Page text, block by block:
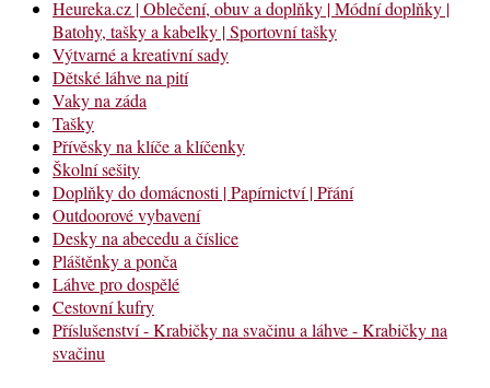
Heureka.cz | Oblečení, obuv a doplňky | Módní doplňky |
Batohy, tašky a kabelky | Sportovní tašky
Výtvarné a kreativní sady
Dětské láhve na pití
Vaky na záda
Tašky
Přívěsky na klíče a klíčenky
Školní sešity
Doplňky do domácnosti | Papírnictví | Přání
Outdoorové vybavení
Desky na abecedu a číslice
Pláštěnky a ponča
Láhve pro dospělé
Cestovní kufry
Příslušenství - Krabičky na svačinu a láhve - Krabičky na
svačinu